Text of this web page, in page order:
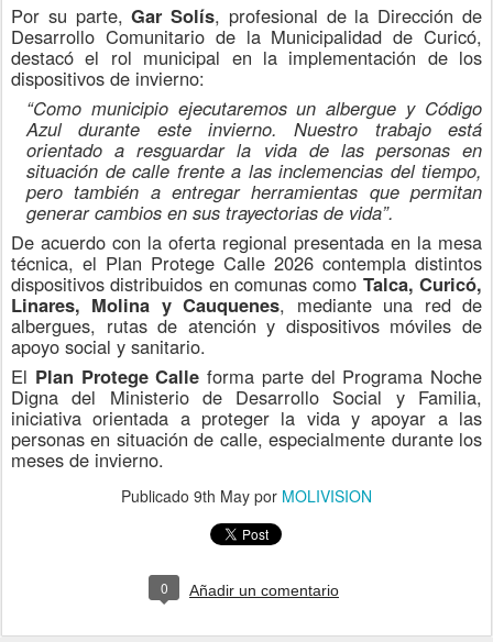
Por su parte,Gar Solís, profesional de la Dirección de
Desarrollo Comunitario de la Municipalidad de Curicó,
destacó el rol municipal en la implementación de los
dispositivos de invierno:
“Como municipio ejecutaremos un albergue y Código
Azul durante este invierno. Nuestro trabajo está
orientado a resguardar la vida de las personas en
situación de calle frente a las inclemencias del tiempo,
pero también a entregar herramientas que permitan
generar cambios en sus trayectorias de vida”.
De acuerdo con la oferta regional presentada en la mesa
técnica, el Plan Protege Calle 2026 contempla distintos
dispositivos distribuidos en comunas como Talca, Curicó,
Linares, Molina y Cauquenes, mediante una red de
albergues, rutas de atención y dispositivos móviles de
apoyo social y sanitario.
El Plan Protege Calle forma parte del Programa Noche
Digna del Ministerio de Desarrollo Social y Familia,
iniciativa orientada a proteger la vida y apoyar a las
personas en situación de calle, especialmente durante los
meses de invierno.
Publicado 9th May por MOLIVISION
0 Añadir un comentario